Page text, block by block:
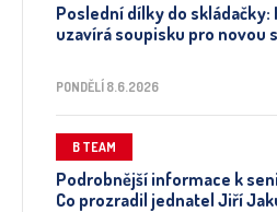
Poslední dílky do skládačky:
uzavírá soupisku pro novou
PONDĚLÍ 8.6.2026
B TEAM
Podrobnější informace k
Co prozradil jednatel Jiří